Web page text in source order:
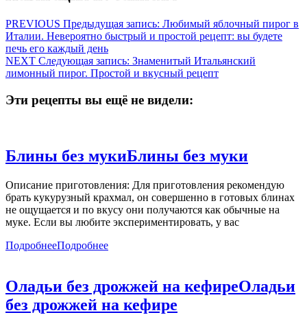
PREVIOUS Предыдущая запись: Любимый яблочный пирог в
Италии. Невероятно быстрый и простой рецепт: вы будете
печь его каждый день
NEXT Следующая запись: Знаменитый Итальянский
лимонный пирог. Простой и вкусный рецепт
Эти рецепты вы ещё не видели:
Блины без мукиБлины без муки
Описание приготовления: Для приготовления рекомендую
брать кукурузный крахмал, он совершенно в готовых блинах
не ощущается и по вкусу они получаются как обычные на
муке. Если вы любите экспериментировать, у вас
ПодробнееПодробнее
Оладьи без дрожжей на кефиреОладьи
без дрожжей на кефире